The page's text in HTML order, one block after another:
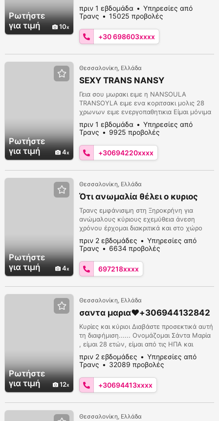
Ρωτήστε
για τιμή
10
γλωσσοφιλα και μπορω να σου γλυψω ολο
σου το σωμα....και την τρυπουλα σου που
εκει θα σε κανω να λιωσεις απο
καυλα...μην αργεις τηλεφωνησε μου για
αμεσο ραντεβου και δε θα
πριν 1 εβδομάδα
Υπηρεσίες από
Τρανς
15025 προβολές
+30 698603xxxx
Ρωτήστε
για τιμή
4
Θεσσαλονίκη, Ελλάδα
SEXY TRANS NANSY
Γεια σου μωρακι ειμε η NANSOULA
TRANSOYLA ειμε ενα κοριτσακι μολις 28
χρωνων ειμε ενεργοπαθητικια Είμαι μόνιμα
καυλωμένη και η πούτσα μου
κάγκελο...Μπορώ να σου προσφέρω
απόλυτη ηδονή και απίστευτη κάβλα με
τους 18 πόντους που βρίσκονται ανάμεσα
στα πόδια μου!!8νουμερο βυζι ...Χύνω σε
πριν 1 εβδομάδα
Υπηρεσίες από
Τρανς
9925 προβολές
+30694220xxxx
Ρωτήστε
για τιμή
4
Θεσσαλονίκη, Ελλάδα
Ότι ανωμαλία θέλει ο κυριος
Τρανς εμφάνισιμη στη Ξηροκρήνη για
ανώμαλους κύριους εχεμύθεια άνεση
χρόνου έρχομαι διακριτικά και στο χώρο
σου 6972186772
πριν 2 εβδομάδες
Υπηρεσίες από
Τρανς
6634 προβολές
697218xxxx
Ρωτήστε
για τιμή
12
Θεσσαλονίκη, Ελλάδα
σαντα μαρια❤️+306944132842
Κυρίες και κύριοι Διαβάστε προσεκτικά αυτή
τη διαφήμιση...... Ονομάζομαι Σάντα Μαρία
, είμαι 28 ετών, είμαι από τις ΗΠΑ και
διαμένω στην ΕΛΛΑΔΑ για εργασιακά και
οικονομικά θέματα. Είμαι επαγγελματίας
πόρνη με μεγάλη εμπειρία σε σεξουαλικά
θέματα με ΑΝΤΡΕΣ. Δεν μου αρέσει να
χάνω χρόνο σε μεγάλες συζητήσεις, γιατί ο
πριν 2 εβδομάδες
Υπηρεσίες από
Τρανς
32089 προβολές
+30694413xxxx
Θεσσαλονίκη, Ελλάδα